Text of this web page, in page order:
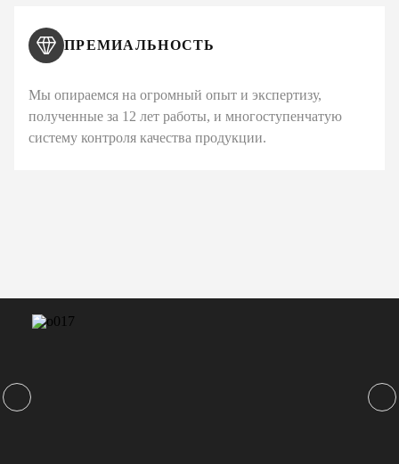
ПРЕМИАЛЬНОСТЬ
Мы опираемся на огромный опыт и экспертизу,
полученные за 12 лет работы, и многоступенчатую
систему контроля качества продукции.